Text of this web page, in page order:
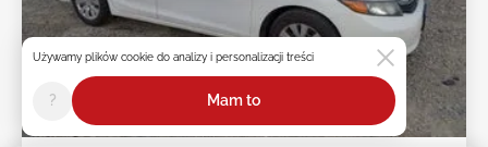
Na żywo
Używamy plików cookie do analizy i personalizacji treści
? Mam to